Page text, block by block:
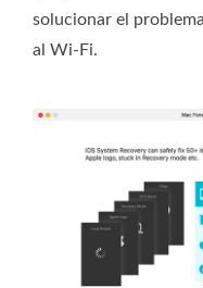
solucionar el
al Wi-Fi.